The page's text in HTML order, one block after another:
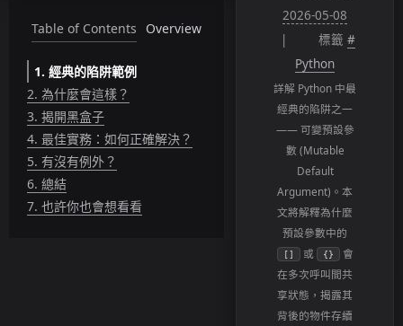
Table of Contents Overview
1. 經典的陷阱範例
2. 為什麼會這樣？
3. 揭開黑盒子
4. 最佳實務：如何正確解決？
5. 有沒有例外？
6. 總結
7. 也許你也會想看看
2026-05-08
標籤 #
Python
詳解 Python 中最
經典的陷阱之一
—— 可變預設參
數 (Mutable
Default
Argument)。本
文將解釋為什麼
預設參數中的
[] 或 {}
會
在多次呼叫間共
享狀態，揭露其
背後的物件存續